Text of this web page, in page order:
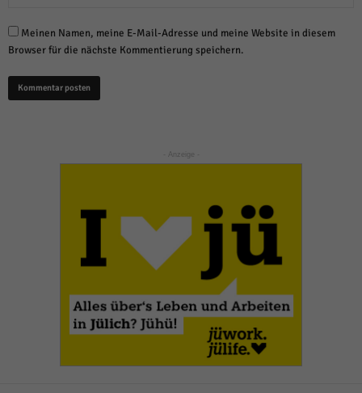
Meinen Namen, meine E-Mail-Adresse und meine Website in diesem
Browser für die nächste Kommentierung speichern.
- Anzeige -